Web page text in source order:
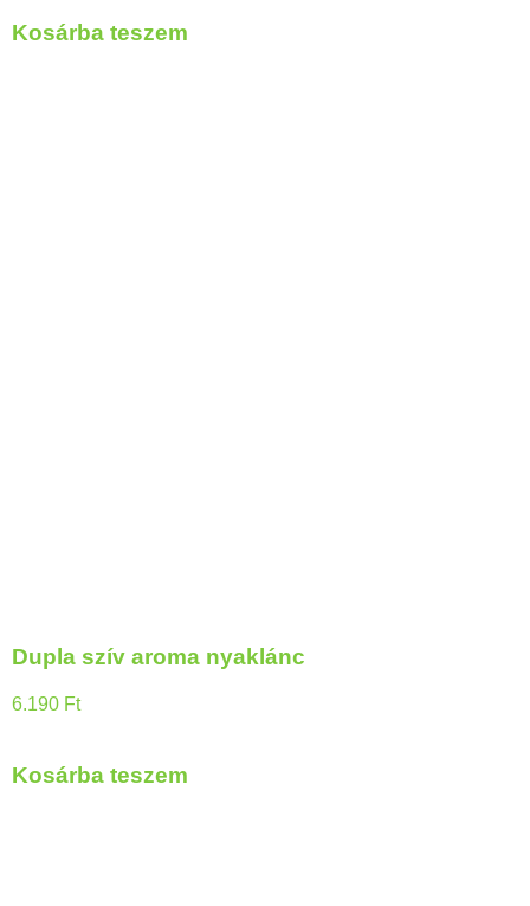
Kosárba teszem
Dupla szív aroma nyaklánc
6.190 Ft
Kosárba teszem